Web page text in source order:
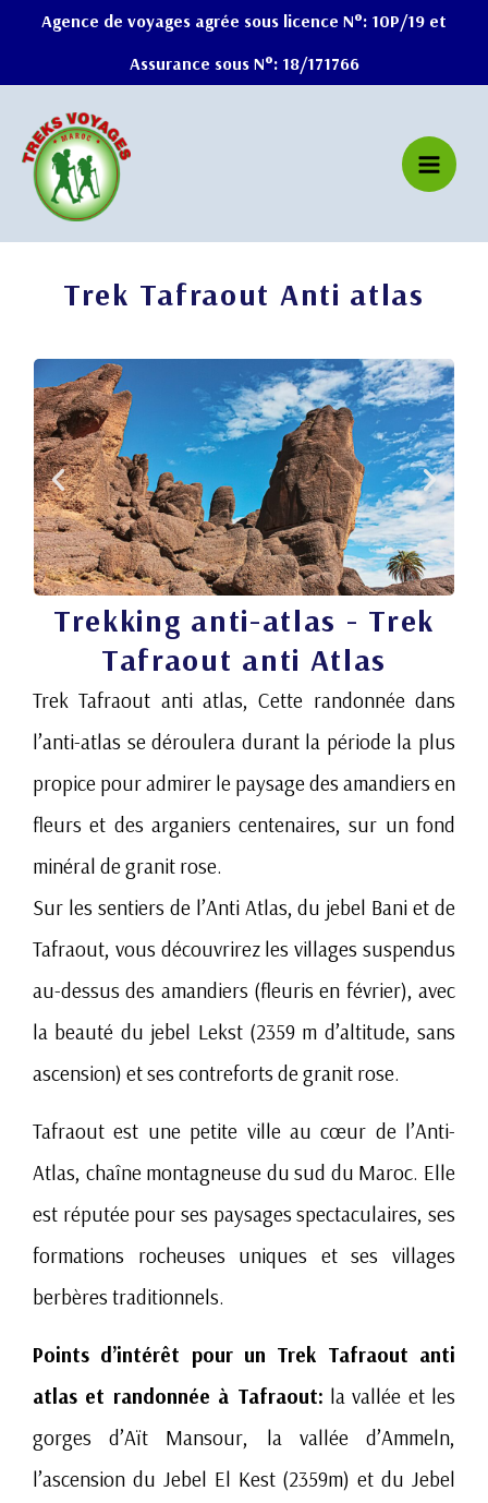
Agence de voyages agrée sous licence N°: 10P/19 et
Assurance sous N°: 18/171766
Trek Tafraout Anti atlas
Trekking anti-atlas - Trek
Tafraout anti Atlas
Trek Tafraout anti atlas, Cette randonnée dans
l’anti-atlas se déroulera durant la période la plus
propice pour admirer le paysage des amandiers en
fleurs et des arganiers centenaires, sur un fond
minéral de granit rose.
Sur les sentiers de l’Anti Atlas, du jebel Bani et de
Tafraout, vous découvrirez les villages suspendus
au-dessus des amandiers (fleuris en février), avec
la beauté du jebel Lekst (2359 m d’altitude, sans
ascension) et ses contreforts de granit rose.
Tafraout est une petite ville au cœur de l’Anti-
Atlas, chaîne montagneuse du sud du Maroc. Elle
est réputée pour ses paysages spectaculaires, ses
formations rocheuses uniques et ses villages
berbères traditionnels.
Points d’intérêt pour un Trek Tafraout anti
atlas et randonnée à Tafraout: la vallée et les
gorges d’Aït Mansour, la vallée d’Ammeln,
l’ascension du Jebel El Kest (2359m) et du Jebel